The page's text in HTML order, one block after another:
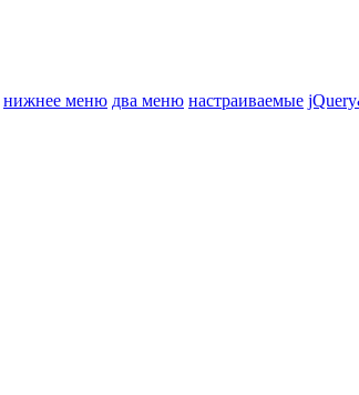
нижнее меню два меню настраиваемые